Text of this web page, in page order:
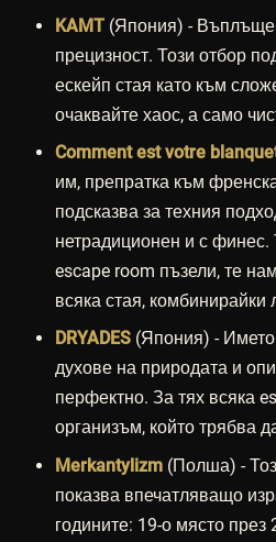
KAMT (Япония) -
прецизност. Този отбор
ескейп стая като към
очаквайте хаос, а само
Comment est votre
им, препратка към
подсказва за техния
нетрадиционен и с
escape room пъзели, те
всяка стая, комбинирайки
DRYADES (Япония) -
духове на природата и
перфектно. За тях всяка
организъм, който трябва
Merkantylizm (Полша) -
показва впечатляващо
годините: 19-о място през